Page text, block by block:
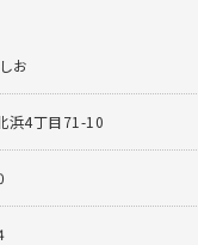
お
浜4丁目71-10